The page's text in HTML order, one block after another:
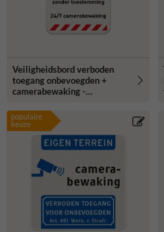
Veiligheidsbord verboden
toegang onbevoegden +
camerabewaking -
populaire
keuze